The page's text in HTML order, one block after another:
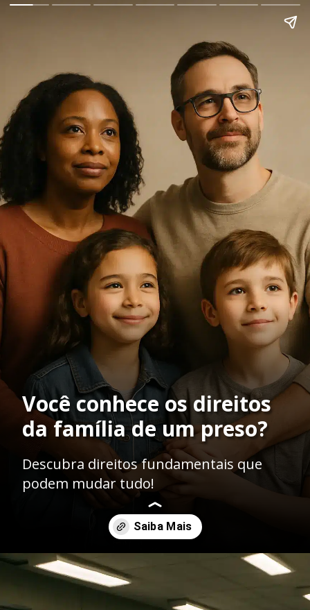
Você conhece os direitos
da família de um preso?
Descubra direitos fundamentais que
podem mudar tudo!
Opening https://ademilsoncs.adv.br/